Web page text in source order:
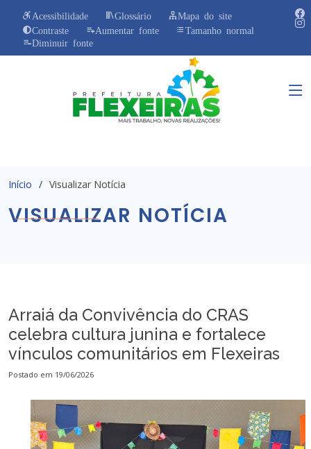
Acessibilidade Glossário
Mapa do site
Contraste
Aumentar fonte
Tamanho normal
Diminuir fonte
Início Visualizar Notícia
VISUALIZAR NOTÍCIA
Arraiá da Convivência do CRAS
celebra cultura junina e fortalece
vínculos comunitários em Flexeiras
Postado em 19/06/2026